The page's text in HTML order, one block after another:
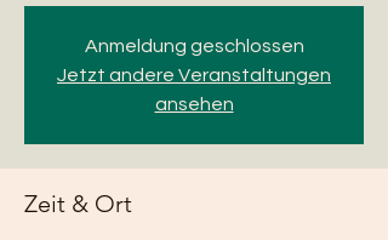
Anmeldung geschlossen
Jetzt andere Veranstaltungen
ansehen
Zeit & Ort